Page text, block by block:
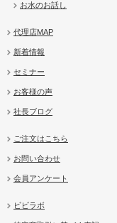
お水のお話し
代理店MAP
新着情報
セミナー
お客様の声
社長ブログ
ご注文はこちら
お問い合わせ
会員アンケート
ビビラボ